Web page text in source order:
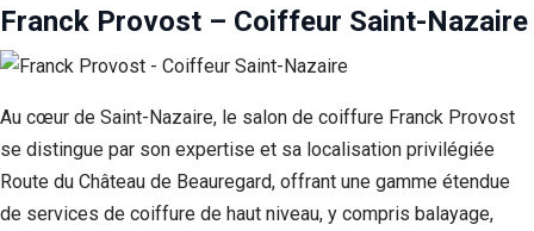
Franck Provost – Coiffeur Saint-Nazaire
Au cœur de Saint-Nazaire, le salon de coiffure Franck Provost
se distingue par son expertise et sa localisation privilégiée
Route du Château de Beauregard, offrant une gamme étendue
de services de coiffure de haut niveau, y compris balayage,